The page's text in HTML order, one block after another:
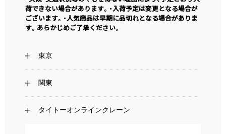
荷できない場合があります。・入荷予定は変更となる場合が
ございます。・人気商品は早期に品切れとなる場合がありま
す。あらかじめご了承ください。
東京
関東
タイトーオンラインクレーン